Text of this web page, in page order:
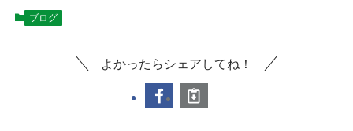
ブログ
よかったらシェアしてね！